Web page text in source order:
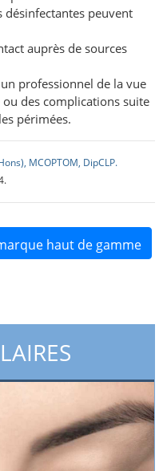
désinfectantes peuvent
auprès de sources
professionnel de la vue
ou des complications suite
périmées.
MCOPTOM, DipCLP.
haut de gamme